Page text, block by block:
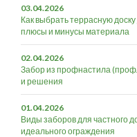
03.04.2026
Как выбрать террасную
плюсы и минусы материала
02.04.2026
Забор из профнастила
и решения
01.04.2026
Виды заборов для частного
идеального ограждения